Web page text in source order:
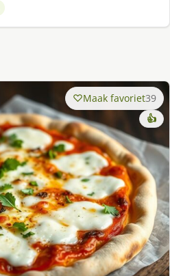
Maak favoriet39
👍